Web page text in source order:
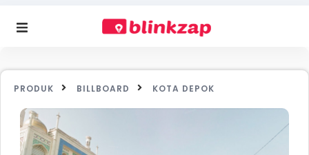
PRODUK BILLBOARD KOTA DEPOK